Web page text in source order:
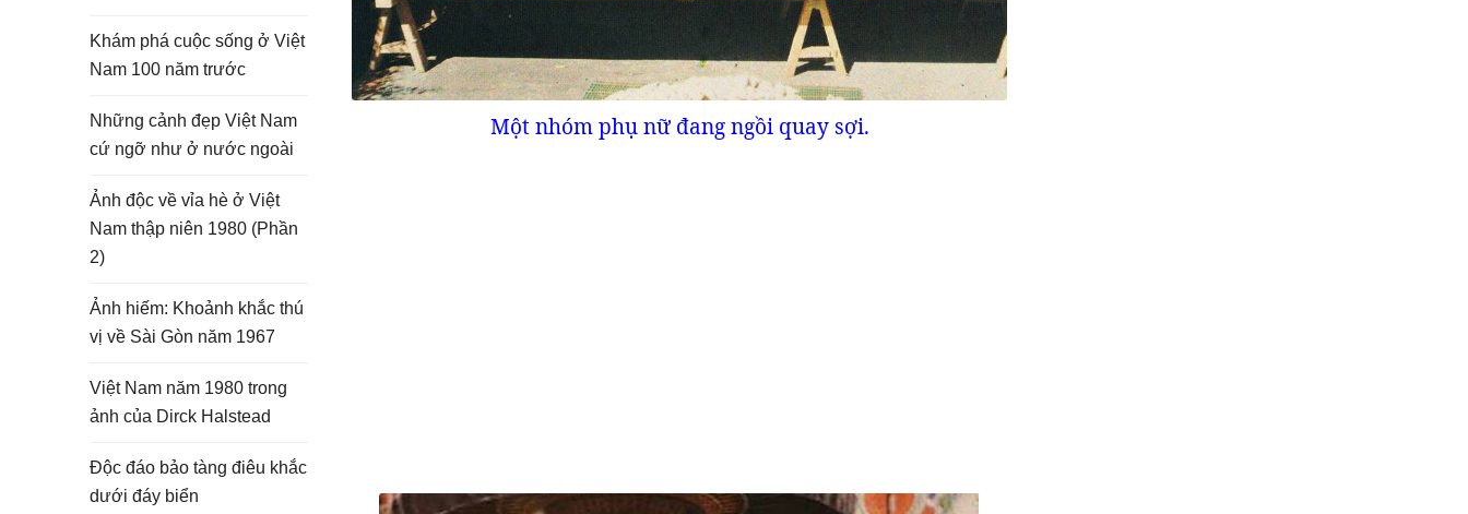
Một nhóm phụ nữ đang ngồi quay sợi.
Khám phá cuộc sống ở Việt
Nam 100 năm trước
Những cảnh đẹp Việt Nam
cứ ngỡ như ở nước ngoài
Ảnh độc về vỉa hè ở Việt
Nam thập niên 1980 (Phần
2)
Ảnh hiếm: Khoảnh khắc thú
vị về Sài Gòn năm 1967
Việt Nam năm 1980 trong
ảnh của Dirck Halstead
Độc đáo bảo tàng điêu khắc
dưới đáy biển